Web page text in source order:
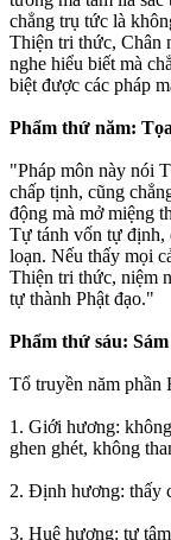
chẳng trụ tức là
Thiện tri thức, Chân
nghe hiểu biết mà
biệt được các pháp
Phẩm thứ năm:
"Pháp môn này nói
chấp tịnh, cũng
động mà mở miệng
Tự tánh vốn tự định,
loạn. Nếu thấy mọi
Thiện tri thức, niệm
tự thành Phật đạo."
Phẩm thứ sáu:
Tổ truyền năm phần
1. Giới hương:
ghen ghét, không
2. Ðịnh hương: thấy
3. Huệ hương: tự